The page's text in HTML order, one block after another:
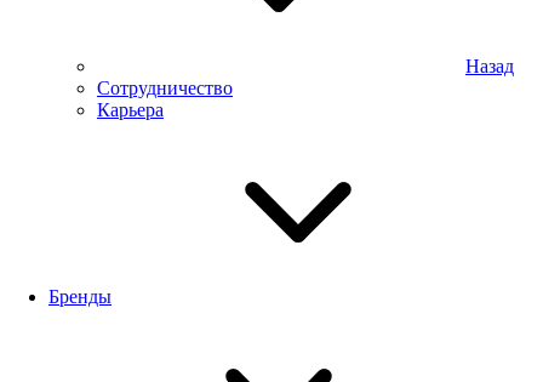
Назад
Сотрудничество
Карьера
Бренды